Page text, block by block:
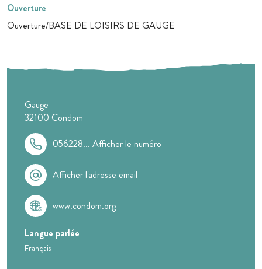
Ouverture
Ouverture/BASE DE LOISIRS DE GAUGE
Gauge
32100 Condom
056228... Afficher le numéro
Afficher l'adresse email
www.condom.org
Langue parlée
Français